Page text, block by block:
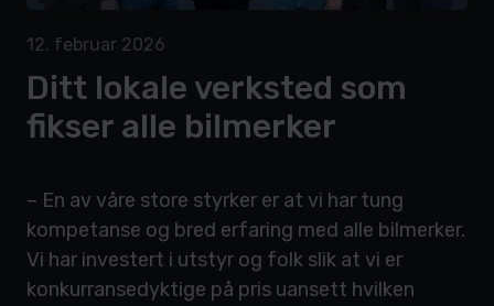
12. februar 2026
Ditt lokale verksted som
fikser alle bilmerker
– En av våre store styrker er at vi har tung
kompetanse og bred erfaring med alle bilmerker.
Vi har investert i utstyr og folk slik at vi er
konkurransedyktige på pris uansett hvilken